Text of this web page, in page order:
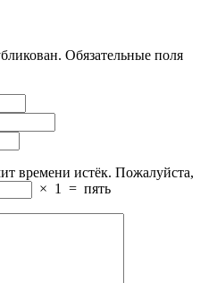
Обязательные поля
времени истёк. Пожалуйста,
× 1 = пять